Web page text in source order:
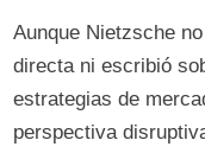
Aunque Nietzsche
directa ni escribió
estrategias de
perspectiva